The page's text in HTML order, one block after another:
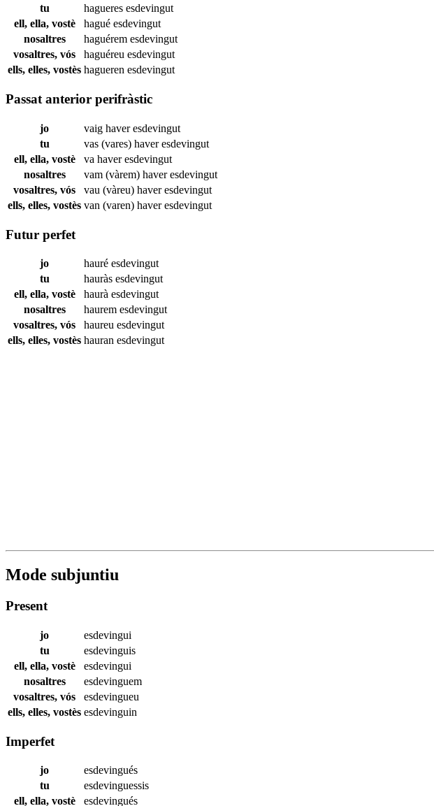
tu
hagueres esdevingut
ell, ella, vostè
hagué esdevingut
nosaltres
haguérem esdevingut
vosaltres, vós
haguéreu esdevingut
ells, elles, vostès hagueren esdevingut
Passat anterior perifràstic
jo vaig haveresdevingut
tu
vas (vares) haveresdevingut
ell, ella, vostè
va haveresdevingut
nosaltres
vam (vàrem) haveresdevingut
vosaltres, vós
vau (vàreu) haveresdevingut
ells, elles, vostès van (varen) haveresdevingut
Futur perfet
jo hauré esdevingut
tu
hauràs esdevingut
ell, ella, vostè
haurà esdevingut
nosaltres
haurem esdevingut
vosaltres, vós
haureu esdevingut
ells, elles, vostès hauran esdevingut
Mode subjuntiu
Present
jo
esdevingui
tu
esdevinguis
ell, ella, vostè
esdevingui
nosaltres
esdevinguem
vosaltres, vós
esdevingueu
ells, elles, vostès esdevinguin
Imperfet
jo
esdevingués
tu
esdevinguessis
ell, ella, vostè
esdevingués